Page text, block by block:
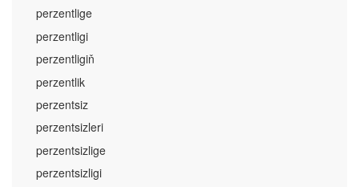
perzentlige
perzentligi
perzentligiň
perzentlik
perzentsiz
perzentsizleri
perzentsizlige
perzentsizligi